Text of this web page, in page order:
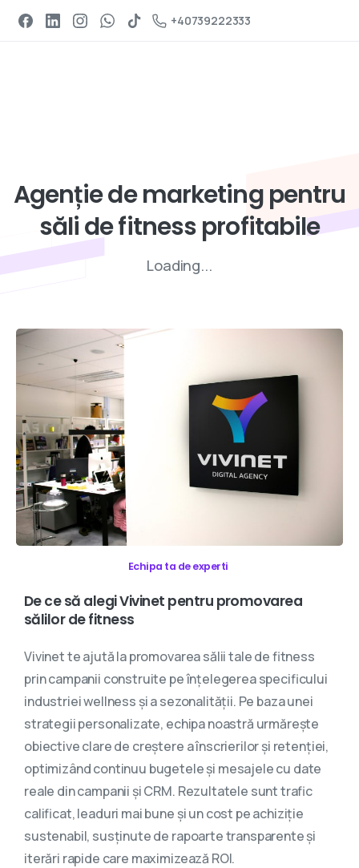
+40739222333
Agențiede marketing pentru
sălidefitnessprofitabile
Loading...
Echipa ta de experti
Decesă alegiVivinet pentru promovarea
sălilordefitness
Vivinet te ajută la promovarea sălii tale de fitness
prin campanii construite pe înțelegerea specificului
industriei wellness și a sezonalității. Pe baza unei
strategii personalizate, echipa noastră urmărește
obiective clare de creștere a înscrierilor și retenției,
optimizând continuu bugetele și mesajele cu date
reale din campanii și CRM. Rezultatele sunt trafic
calificat, leaduri mai bune și un cost pe achiziție
sustenabil, susținute de rapoarte transparente și
iterări rapide care maximizează ROI.